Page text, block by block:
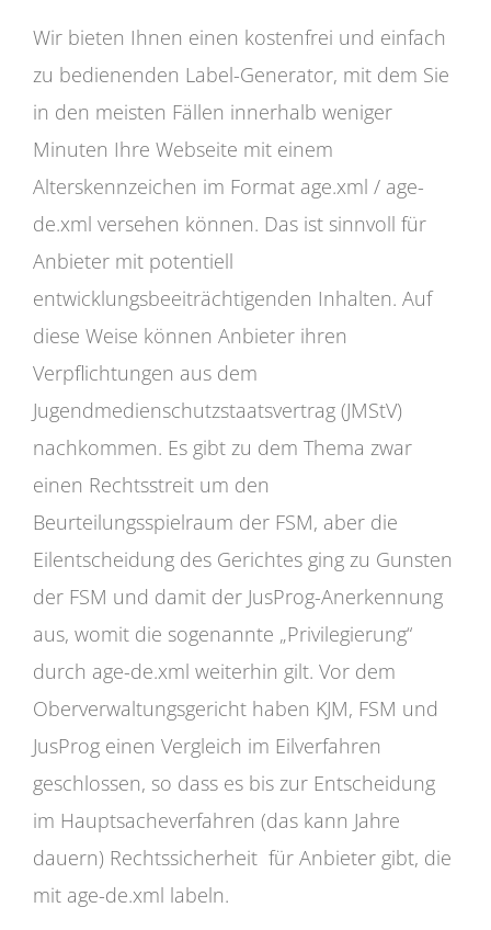
Wir bieten Ihnen einen kostenfrei und einfach
zu bedienenden Label-Generator, mit dem Sie
in den meisten Fällen innerhalb weniger
Minuten Ihre Webseite mit einem
Alterskennzeichen im Format age.xml / age-
de.xml versehen können. Das ist sinnvoll für
Anbieter mit potentiell
entwicklungsbeeiträchtigenden Inhalten. Auf
diese Weise können Anbieter ihren
Verpflichtungen aus dem
Jugendmedienschutzstaatsvertrag (JMStV)
nachkommen. Es gibt zu dem Thema zwar
einen Rechtsstreit um den
Beurteilungsspielraum der FSM, aber die
Eilentscheidung des Gerichtes ging zu Gunsten
der FSM und damit der JusProg-Anerkennung
aus, womit die sogenannte „Privilegierung“
durch age-de.xml weiterhin gilt. Vor dem
Oberverwaltungsgericht haben KJM, FSM und
JusProg einen Vergleich im Eilverfahren
geschlossen, so dass es bis zur Entscheidung
im Hauptsacheverfahren (das kann Jahre
dauern) Rechtssicherheit für Anbieter gibt, die
mit age-de.xml labeln.